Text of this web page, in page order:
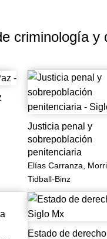
criminología y
Justicia penal y
sobrepoblación
penitenciaria
Elías Carranza,
Tidball-Binz
Estado de derecho